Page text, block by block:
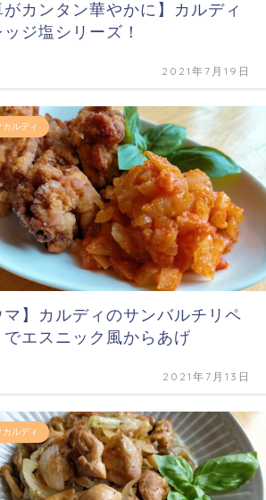
がカンタン華やかに】カルディ
ジ塩シリーズ！
2021年7月19日
カルディ
マ】カルディのサンバルチリペ
でエスニック風からあげ
2021年7月13日
ルディ